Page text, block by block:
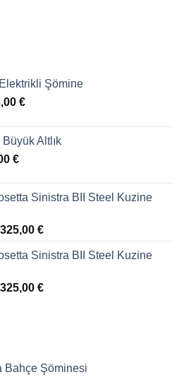
Şömine
€
Altlık
€
Sinistra BII Steel Kuzine
€
Sinistra BII Steel Kuzine
€
Bahçe Şöminesi